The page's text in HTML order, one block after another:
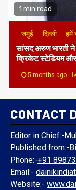
1 min read
जमुई दिल्ली हमें
​सांसद अरुण भारती
क्रिकेट स्टेडियम और
5 months ago
CONTACT
Editor in Chief:-
Published from:-
Phone:-+91
Email:-
Website:-